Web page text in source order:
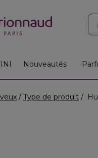
Nouveautés
Type de produit